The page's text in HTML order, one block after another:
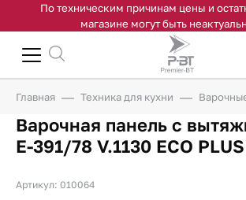
По техническим причинам цены и
магазине могут быть
Главная Техника для кухни
Варочная панель с
E-391/78 V.1130 ECO PLUS
Артикул: 010064